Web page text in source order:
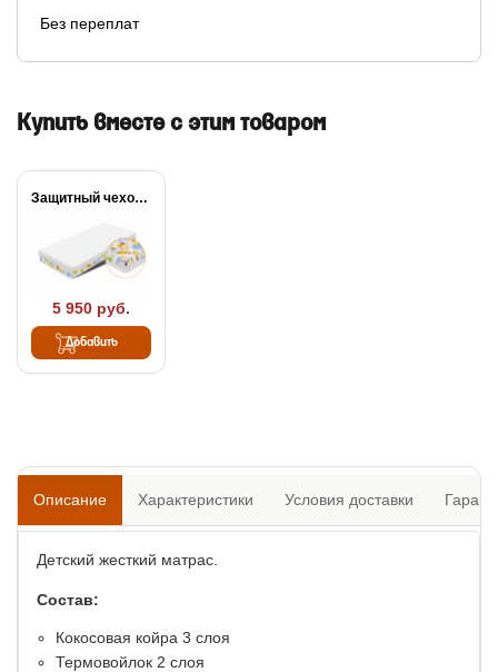
Без переплат
Купить вместе с этим товаром
Защитный чехол Kids
5 950 руб.
Добавить
Описание Характеристики Условия доставки
Детский жесткий матрас.
Состав:
Кокосовая койра 3 слоя
Термовойлок 2 слоя